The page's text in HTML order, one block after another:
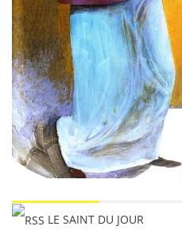
LE SAINT DU JOUR